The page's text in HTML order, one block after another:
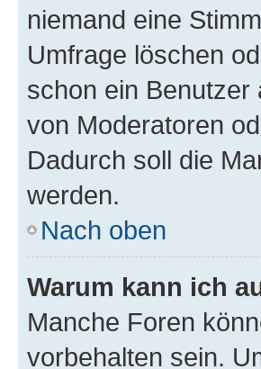
niemand eine
Umfrage löschen
schon ein
von Moderatoren
Dadurch soll die
werden.
Nach oben
Warum kann ich
Manche Foren
vorbehalten sein.